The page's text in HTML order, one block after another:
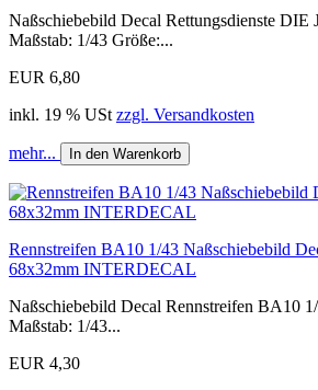
Naßschiebebild Decal Rettungsdienste
Maßstab: 1/43 Größe:...
EUR 6,80
inkl. 19 % USt zzgl. Versandkosten
mehr... In den Warenkorb
Rennstreifen BA10 1/43 Naßschiebebild
68x32mm INTERDECAL
Naßschiebebild Decal Rennstreifen BA10
Maßstab: 1/43...
EUR 4,30